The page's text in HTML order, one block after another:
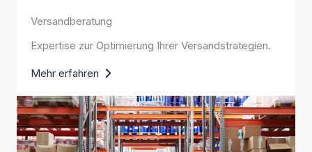
Versandberatung
Expertise zur Optimierung Ihrer Versandstrategien.
Mehr erfahren